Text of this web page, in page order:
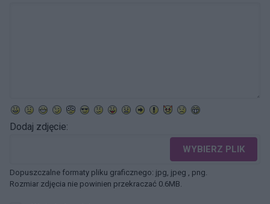
Dodaj zdjęcie:
WYBIERZ PLIK
Dopuszczalne formaty pliku graficznego: jpg, jpeg , png.
Rozmiar zdjęcia nie powinien przekraczać 0.6MB.